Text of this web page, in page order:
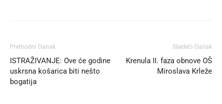
Prethodni članak
ISTRAŽIVANJE: Ove će godine
uskrsna košarica biti nešto
bogatija
Sljedeći članak
Krenula II. faza obnove OŠ
Miroslava Krleže